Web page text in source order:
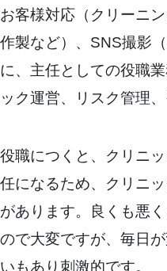
お客様対応（クリーニ
作製など）、SNS撮影
に、主任としての役職
ック運営、リスク管理
役職につくと、クリニ
任になるため、クリニ
があります。良くも悪
ので大変ですが、毎日
いもあり刺激的です。